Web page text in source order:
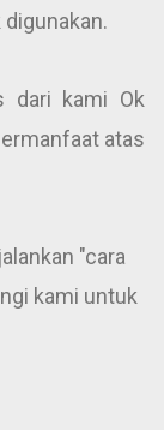
dari kami Ok
atas
"cara
kami untuk